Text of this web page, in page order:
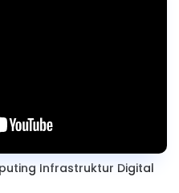
Infrastruktur Digital